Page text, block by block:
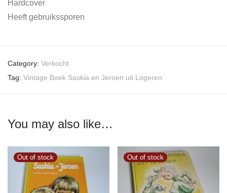
Hardcover
Heeft gebruikssporen
Category: Verkocht
Tag: Vintage Boek Saskia en Jeroen uit Logeren
You may also like…